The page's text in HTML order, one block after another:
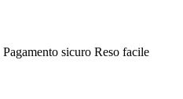
Pagamento sicuro Reso facile